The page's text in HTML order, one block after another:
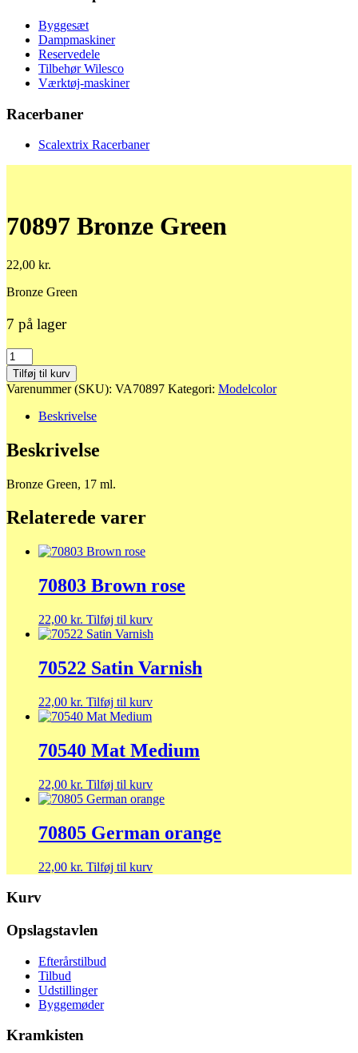
Byggesæt
Dampmaskiner
Reservedele
Tilbehør Wilesco
Værktøj-maskiner
Racerbaner
Scalextrix Racerbaner
70897 Bronze Green
22,00 kr.
Bronze Green
7 på lager
70897
Bronze
Green
antal
Tilføj til kurv
Varenummer (SKU): VA70897 Kategori: Modelcolor
Beskrivelse
Beskrivelse
Bronze Green, 17 ml.
Relaterede varer
70803 Brown rose
22,00 kr. Tilføj til kurv
70522 Satin Varnish
22,00 kr. Tilføj til kurv
70540 Mat Medium
22,00 kr. Tilføj til kurv
70805 German orange
22,00 kr. Tilføj til kurv
Kurv
Opslagstavlen
Efterårstilbud
Tilbud
Udstillinger
Byggemøder
Kramkisten